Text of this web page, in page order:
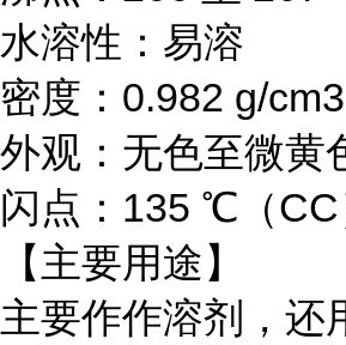
水溶性：易溶
密度：0.982 g/cm3
外观：无色至微黄
闪点：135 ℃（CC
【主要用途】
主要作作溶剂，还